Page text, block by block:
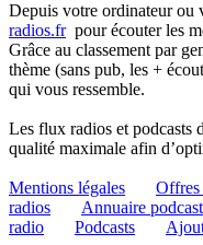
Depuis votre ordinateur ou
radios.frpour écouter les
Grâce au classement par
thème (sans pub, les +
qui vous ressemble.
Les flux radios et podcasts
qualité maximale afin
Mentions légales Offres
radios
Annuaire
radio
Podcasts